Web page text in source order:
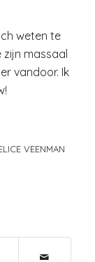
weten te
massaal
vandoor. Ik
VEENMAN